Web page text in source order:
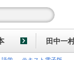
田中一